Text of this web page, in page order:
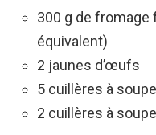
300 g de fromage
équivalent)
2 jaunes d’œufs
5 cuillères à
2 cuillères à